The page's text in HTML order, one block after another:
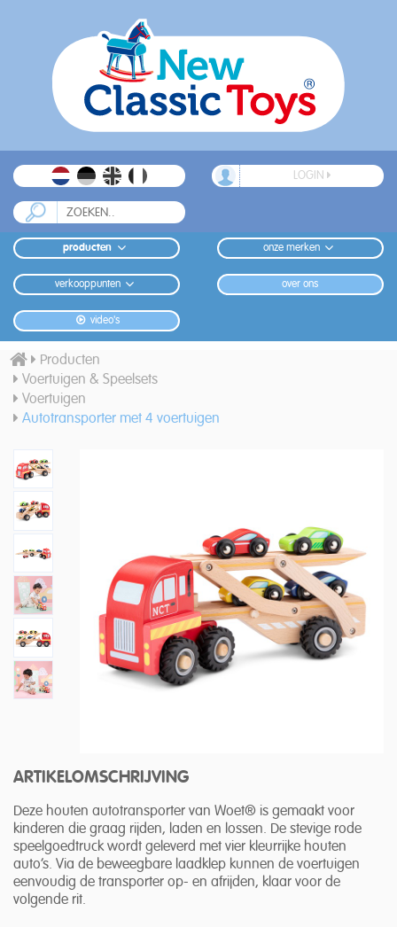
LOGIN
producten onze merken
verkooppunten over ons
video's
Producten
Voertuigen & Speelsets
Voertuigen
Autotransporter met 4 voertuigen
ARTIKELOMSCHRIJVING
Deze houten autotransporter van Woet® is gemaakt voor
kinderen die graag rijden, laden en lossen. De stevige rode
speelgoedtruck wordt geleverd met vier kleurrijke houten
auto’s. Via de beweegbare laadklep kunnen de voertuigen
eenvoudig de transporter op- en afrijden, klaar voor de
volgende rit.